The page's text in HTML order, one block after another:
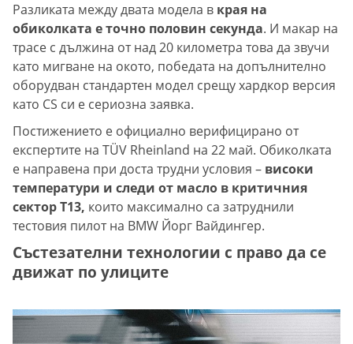
Разликата между двата модела в края на
обиколката е точно половин секунда. И макар на
трасе с дължина от над 20 километра това да звучи
като мигване на окото, победата на допълнително
оборудван стандартен модел срещу хардкор версия
като CS си е сериозна заявка.
Постижението е официално верифицирано от
експертите на TÜV Rheinland на 22 май. Обиколката
е направена при доста трудни условия – високи
температури и следи от масло в критичния
сектор T13, които максимално са затруднили
тестовия пилот на BMW Йорг Вайдингер.
Състезателни технологии с право да се
движат по улиците